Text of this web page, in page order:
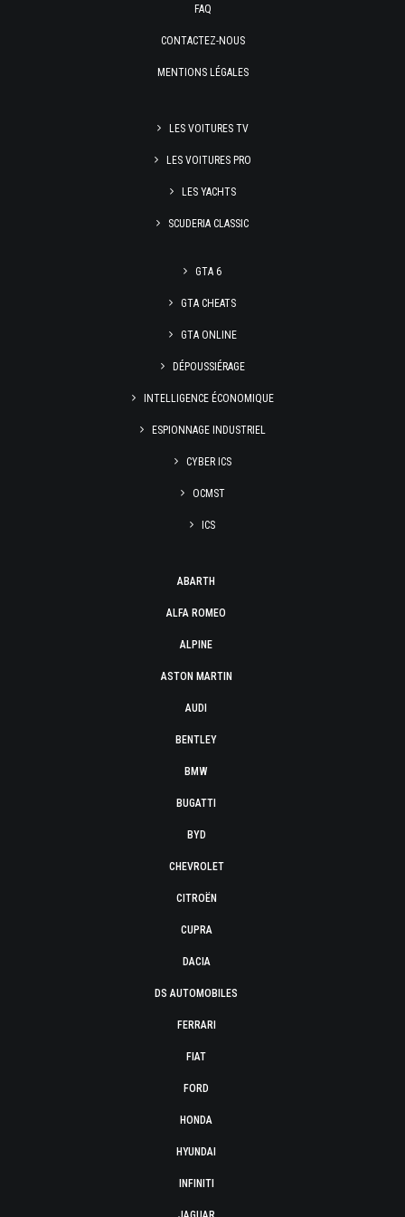
FAQ
CONTACTEZ-NOUS
MENTIONS LÉGALES
LES VOITURES TV
LES VOITURES PRO
LES YACHTS
SCUDERIA CLASSIC
GTA 6
GTA CHEATS
GTA ONLINE
DÉPOUSSIÉRAGE
INTELLIGENCE ÉCONOMIQUE
ESPIONNAGE INDUSTRIEL
CYBER ICS
OCMST
ICS
ABARTH
ALFA ROMEO
ALPINE
ASTON MARTIN
AUDI
BENTLEY
BMW
BUGATTI
BYD
CHEVROLET
CITROËN
CUPRA
DACIA
DS AUTOMOBILES
FERRARI
FIAT
FORD
HONDA
HYUNDAI
INFINITI